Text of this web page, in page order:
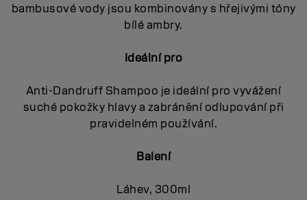
bambusové vody jsou kombinovány s hřejivými tóny
bílé ambry.
Ideální pro
Anti-Dandruff Shampoo je ideální pro vyvážení
suché pokožky hlavy a zabránění odlupování při
pravidelném používání.
Balení
Láhev, 300ml